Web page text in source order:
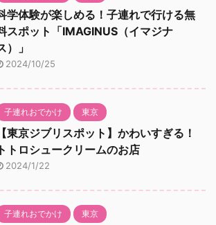
学体験が楽しめる！子連れで行ける無
スポット「IMAGINUS（イマジナ
）」
2024/10/25
子連れおでかけ 東京
【東京ジブリスポット】かわいすぎる！
トトロシュークリームのお店
2024/1/22
子連れおでかけ 東京